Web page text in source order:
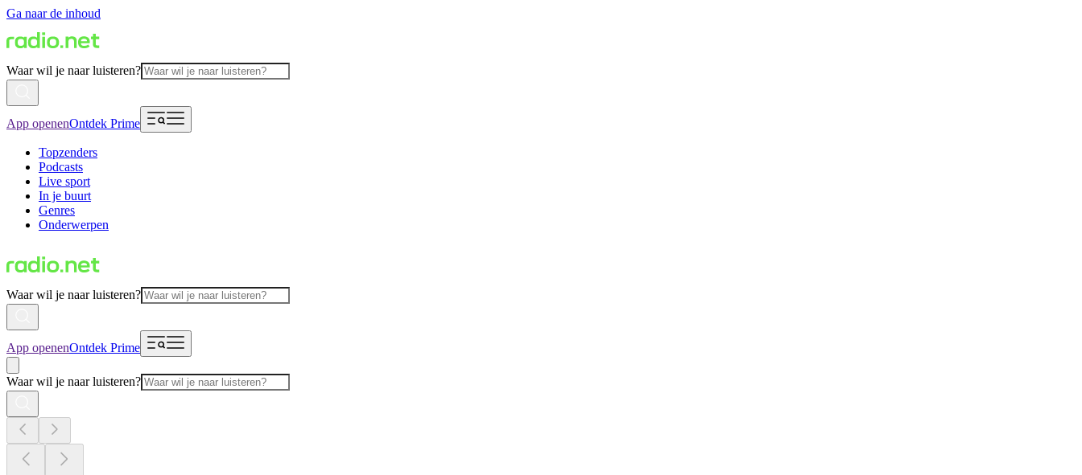
Ga naar de inhoud
Waar wil je naar luisteren?
App openenOntdek Prime
Topzenders
Podcasts
Live sport
In je buurt
Genres
Onderwerpen
Waar wil je naar luisteren?
App openenOntdek Prime
Waar wil je naar luisteren?